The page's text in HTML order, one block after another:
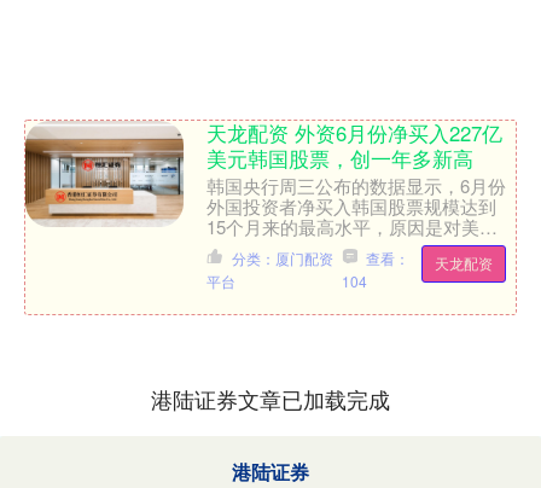
天龙配资 外资6月份净买入227亿
美元韩国股票，创一年多新高
韩国央行周三公布的数据显示，6月份
外国投资者净买入韩国股票规模达到
15个月来的最高水平，原因是对美国
贸易政策的担忧有所缓解，以及对韩国
新政府支持市场的措施持乐观....天龙配资
分类：厦门配资
平台
查看：
104
港陆证券文章已加载完成
港陆证券